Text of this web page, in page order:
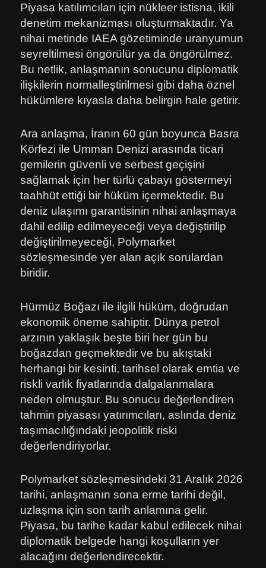
Piyasa katılımcıları için nükleer istisna, ikili
denetim mekanizması oluşturmaktadır. Ya
nihai metinde IAEA gözetiminde uranyumun
seyreltilmesi öngörülür ya da öngörülmez.
Bu netlik, anlaşmanın sonucunu diplomatik
ilişkilerin normalleştirilmesi gibi daha öznel
hükümlere kıyasla daha belirgin hale getirir.
Ara anlaşma, İranın 60 gün boyunca Basra
Körfezi ile Umman Denizi arasında ticari
gemilerin güvenli ve serbest geçişini
sağlamak için her türlü çabayı göstermeyi
taahhüt ettiği bir hüküm içermektedir. Bu
deniz ulaşımı garantisinin nihai anlaşmaya
dahil edilip edilmeyeceği veya değiştirilip
değiştirilmeyeceği, Polymarket
sözleşmesinde yer alan açık sorulardan
biridir.
Hürmüz Boğazı ile ilgili hüküm, doğrudan
ekonomik öneme sahiptir. Dünya petrol
arzının yaklaşık beşte biri her gün bu
boğazdan geçmektedir ve bu akıştaki
herhangi bir kesinti, tarihsel olarak emtia ve
riskli varlık fiyatlarında dalgalanmalara
neden olmuştur. Bu sonucu değerlendiren
tahmin piyasası yatırımcıları, aslında deniz
taşımacılığındaki jeopolitik riski
değerlendiriyorlar.
Polymarket sözleşmesindeki 31 Aralık 2026
tarihi, anlaşmanın sona erme tarihi değil,
uzlaşma için son tarih anlamına gelir.
Piyasa, bu tarihe kadar kabul edilecek nihai
diplomatik belgede hangi koşulların yer
alacağını değerlendirecektir.